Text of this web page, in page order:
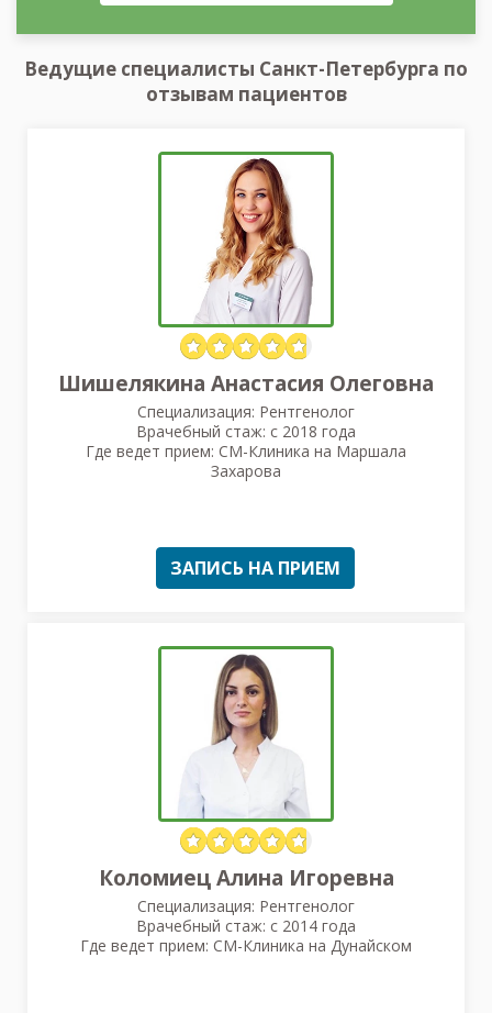
Ведущие специалисты Санкт-Петербурга по
отзывам пациентов
Шишелякина Анастасия Олеговна
Специализация: Рентгенолог
Врачебный стаж: с 2018 года
Где ведет прием: СМ-Клиника на Маршала
Захарова
ЗАПИСЬ НА ПРИЕМ
Коломиец Алина Игоревна
Специализация: Рентгенолог
Врачебный стаж: с 2014 года
Где ведет прием: СМ-Клиника на Дунайском